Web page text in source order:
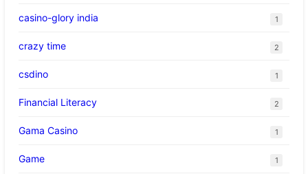
casino-glory india 1
crazy time 2
csdino 1
Financial Literacy 2
Gama Casino 1
Game 1